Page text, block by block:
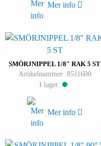
Mer info
SMÖRJNIPPEL 1/8″ RAK 5 ST
Artikelnummer: 8511600
I lager:
Mer info